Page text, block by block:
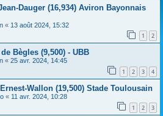
Dauger (16,934) Aviron Bayonnais
« 13 août 2024, 15:32
1 2
Bègles (9,500) - UBB
« 25 avr. 2024, 14:45
1 2 3 4
Wallon (19,500) Stade Toulousain
« 11 avr. 2024, 10:28
1 2 3